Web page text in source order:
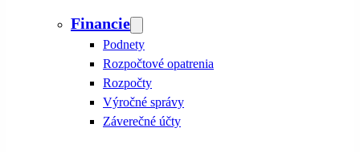
Financie
Podnety
Rozpočtové opatrenia
Rozpočty
Výročné správy
Záverečné účty